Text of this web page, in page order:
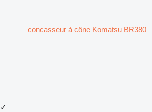
concasseur à cône Komatsu BR380
✓